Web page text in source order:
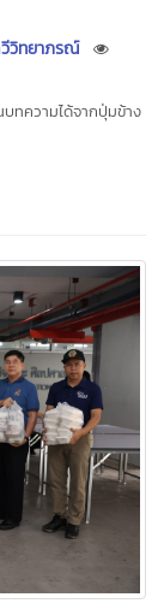
วิทยาภรณ์
ทความได้จากปุ่มข้าง